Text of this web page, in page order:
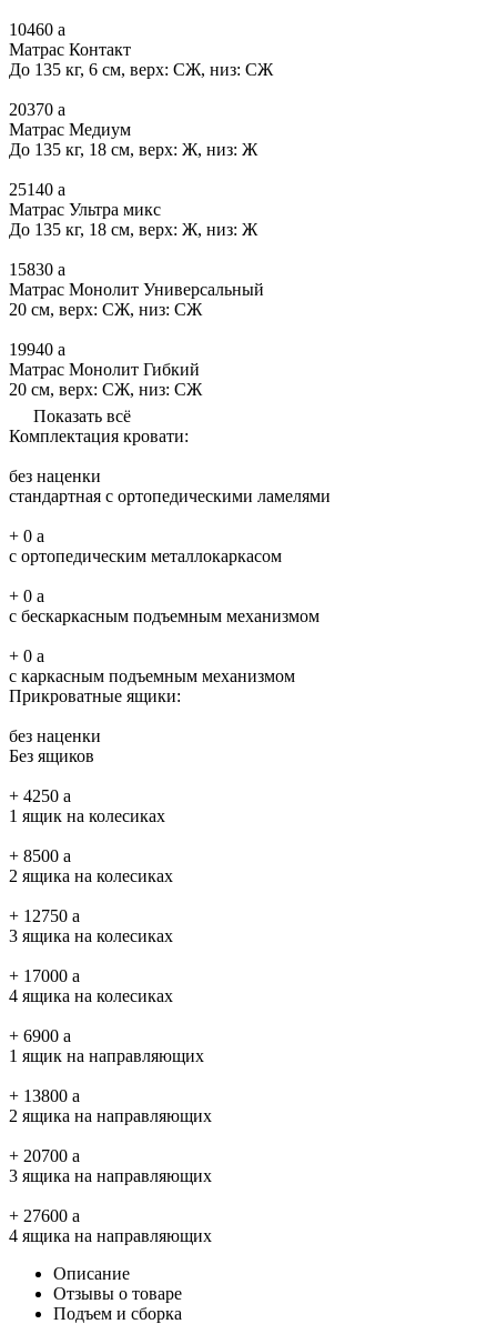
10460 a
Матрас Контакт
До 135 кг, 6 см, верх: СЖ, низ: СЖ
20370 a
Матрас Медиум
До 135 кг, 18 см, верх: Ж, низ: Ж
25140 a
Матрас Ультра микс
До 135 кг, 18 см, верх: Ж, низ: Ж
15830 a
Матрас Монолит Универсальный
20 см, верх: СЖ, низ: СЖ
19940 a
Матрас Монолит Гибкий
20 см, верх: СЖ, низ: СЖ
Показать всё
Комплектация кровати:
без наценки
стандартная с ортопедическими ламелями
+ 0 a
с ортопедическим металлокаркасом
+ 0 a
с бескаркасным подъемным механизмом
+ 0 a
с каркасным подъемным механизмом
Прикроватные ящики:
без наценки
Без ящиков
+ 4250 a
1 ящик на колесиках
+ 8500 a
2 ящика на колесиках
+ 12750 a
3 ящика на колесиках
+ 17000 a
4 ящика на колесиках
+ 6900 a
1 ящик на направляющих
+ 13800 a
2 ящика на направляющих
+ 20700 a
3 ящика на направляющих
+ 27600 a
4 ящика на направляющих
Описание
Отзывы о товаре
Подъем и сборка